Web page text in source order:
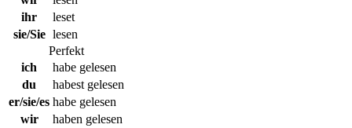
ihr
leset
sie/Sie lesen
Perfekt
ich
habe gelesen
du
habest gelesen
er/sie/es habe gelesen
wir
haben gelesen